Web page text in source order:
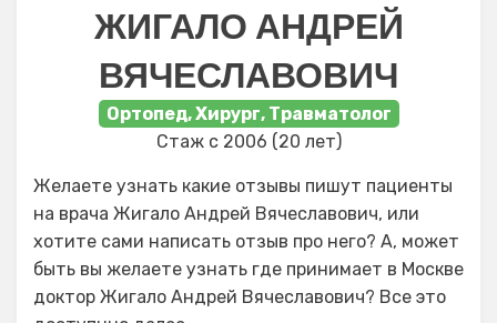
ЖИГАЛО АНДРЕЙ
ВЯЧЕСЛАВОВИЧ
Ортопед, Хирург, Травматолог
Стаж с 2006 (20 лет)
Желаете узнать какие отзывы пишут пациенты
на врача Жигало Андрей Вячеславович, или
хотите сами написать отзыв про него? А, может
быть вы желаете узнать где принимает в Москве
доктор Жигало Андрей Вячеславович? Все это